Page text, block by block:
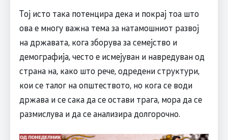
Тој исто така потенцира дека и покрај тоа што
ова е многу важна тема за натамошниот развој
на државата, кога зборува за семејство и
демографија, често е исмејуван и навредуван од
страна на, како што рече, одредени структури,
кои се талог на општеството, но кога се води
држава и се сака да се остави трага, мора да се
размислува и да се анализира долгорочно.